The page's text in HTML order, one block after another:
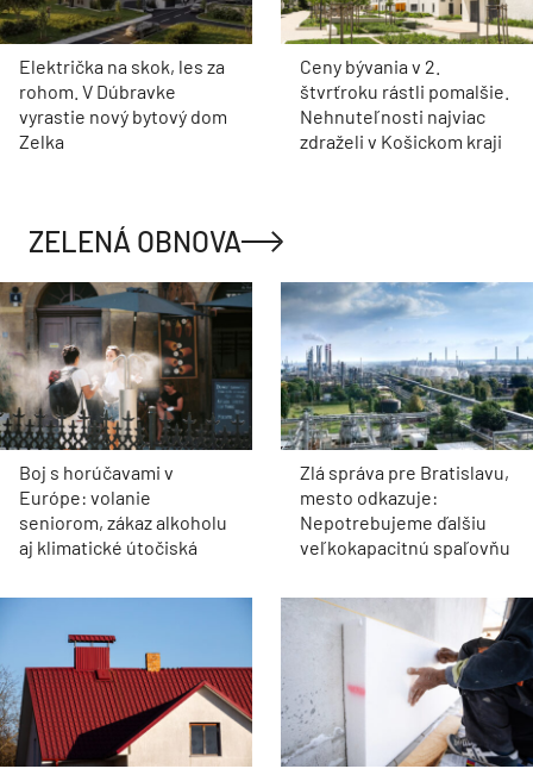
Električka na skok, les za
rohom. V Dúbravke
vyrastie nový bytový dom
Zelka
Ceny bývania v 2.
štvrťroku rástli pomalšie.
Nehnuteľnosti najviac
zdraželi v Košickom kraji
ZELENÁ OBNOVA
Boj s horúčavami v
Európe: volanie
seniorom, zákaz alkoholu
aj klimatické útočiská
Zlá správa pre Bratislavu,
mesto odkazuje:
Nepotrebujeme ďalšiu
veľkokapacitnú spaľovňu